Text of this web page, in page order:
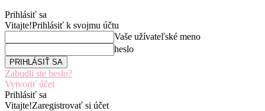
Prihlásiť sa
Vitajte!Prihlásiť k svojmu účtu
Vaše užívateľské meno
heslo
Zabudli ste heslo?
Vytvoriť účet
Prihlásiť sa
Vitajte!Zaregistrovať si účet